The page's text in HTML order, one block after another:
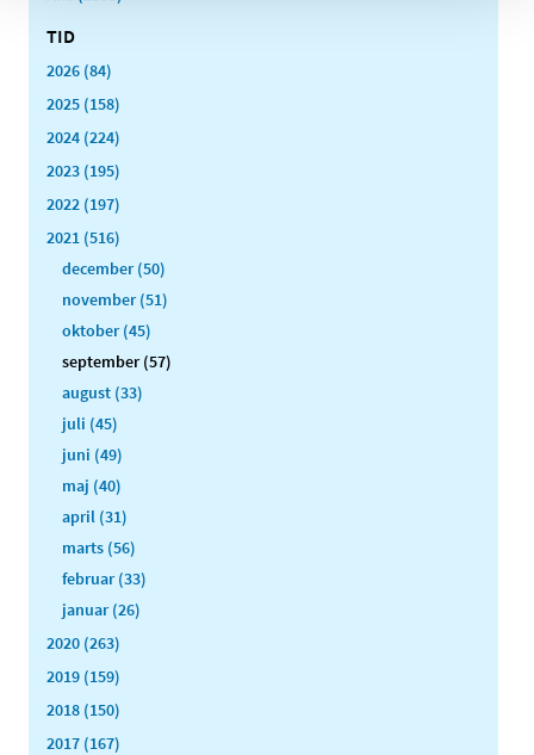
TID
2026 (84)
2025 (158)
2024 (224)
2023 (195)
2022 (197)
2021 (516)
december (50)
november (51)
oktober (45)
september (57)
august (33)
juli (45)
juni (49)
maj (40)
april (31)
marts (56)
februar (33)
januar (26)
2020 (263)
2019 (159)
2018 (150)
2017 (167)